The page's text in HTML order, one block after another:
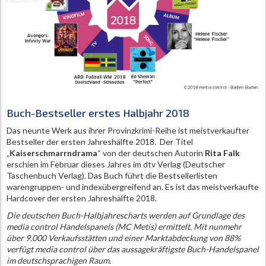
Buch-Bestseller erstes Halbjahr 2018
Das neunte Werk aus ihrer Provinzkrimi-Reihe ist meistverkaufter
Bestseller der ersten Jahreshälfte 2018. Der Titel
„Kaiserschmarrndrama“ von der deutschen Autorin Rita Falk
erschien im Februar dieses Jahres im dtv Verlag (Deutscher
Taschenbuch Verlag). Das Buch führt die Bestsellerlisten
warengruppen- und indexübergreifend an. Es ist das meistverkaufte
Hardcover der ersten Jahreshälfte 2018.
Die deutschen Buch-Halbjahrescharts werden auf Grundlage des
media control Handelspanels (MC Metis) ermittelt. Mit nunmehr
über 9.000 Verkaufsstätten und einer Marktabdeckung von 88%
verfügt media control über das aussagekräftigste Buch-Handelspanel
im deutschsprachigen Raum.